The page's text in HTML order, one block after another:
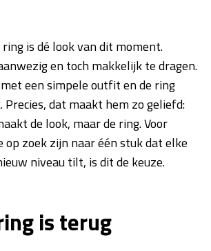
ring is dé look van dit moment.
en toch makkelijk te dragen.
een simpele outfit en de ring
dat maakt hem zo geliefd:
de look, maar de ring. Voor
op zoek zijn naar één stuk dat elke
niveau tilt, is dit de keuze.
is terug